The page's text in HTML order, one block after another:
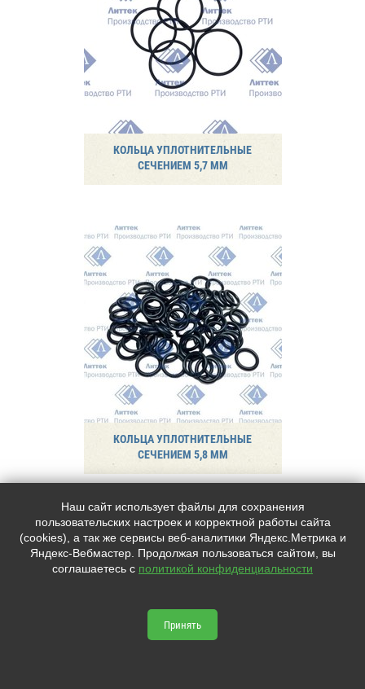
КОЛЬЦА УПЛОТНИТЕЛЬНЫЕ
СЕЧЕНИЕМ 5,7 ММ
КОЛЬЦА УПЛОТНИТЕЛЬНЫЕ
СЕЧЕНИЕМ 5,8 ММ
Наш сайт использует файлы для сохранения
пользовательских настроек и корректной работы сайта
(cookies), а так же сервисы веб-аналитики Яндекс.Метрика и
Яндекс-Вебмастер. Продолжая пользоваться сайтом, вы
соглашаетесь с политикой конфиденциальности
Принять